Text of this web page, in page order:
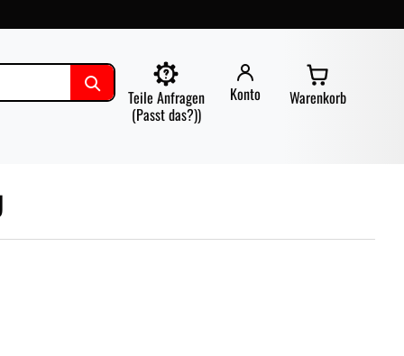
Teile Anfragen
(Passt das?))
Konto Warenkorb